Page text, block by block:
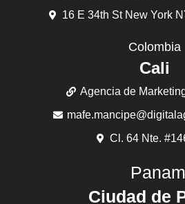
16 E 34th St New York
Colombia
Cali
Agencia de
Cl. 64 Nte.
Ciudad de